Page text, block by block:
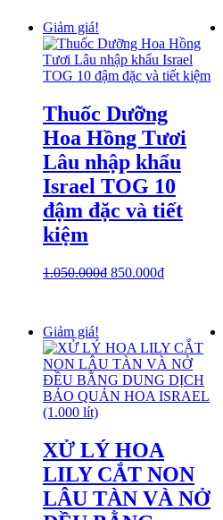
Giảm giá!
Thuốc Dưỡng
Hoa Hồng Tươi
Lâu nhập khẩu
Israel TOG 10
đậm đặc và tiết
kiệm
1.050.000₫ 850.000₫
Giảm giá!
XỬ LÝ HOA
LILY CẮT NON
LÂU TÀN VÀ NỞ